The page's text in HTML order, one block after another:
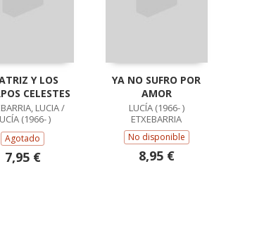
Y LOS
CELESTES
LUCIA /
(1966- )
ETXEBARRIA
Agotado
7,95 €
YA NO SUFRO POR
AMOR
LUCÍA (1966- )
ETXEBARRIA
No disponible
8,95 €